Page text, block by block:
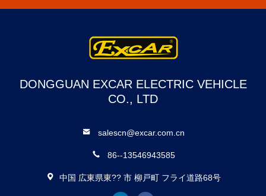
DONGGUAN EXCAR ELECTRIC VEHICLE
CO., LTD
salescn@excar.com.cn
86--13546943585
中国 広東県東?? 市 柳戸町 フライ道路68号